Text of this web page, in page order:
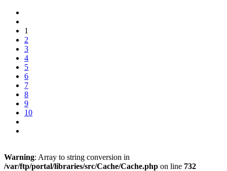
1
2
3
4
5
6
7
8
9
10
Warning: Array to string conversion in
/var/ftp/portal/libraries/src/Cache/Cache.php on line 732